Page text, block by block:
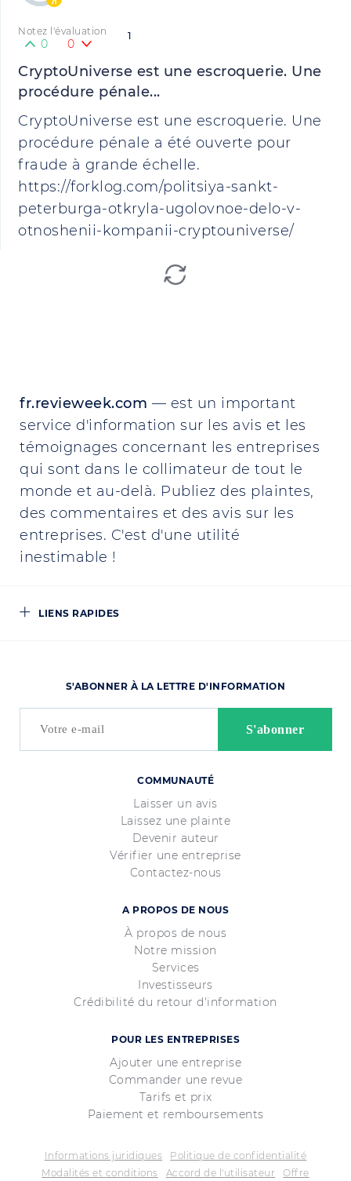
1
Notez l'évaluation
0 0
CryptoUniverse est une escroquerie. Une
procédure pénale...
CryptoUniverse est une escroquerie. Une
procédure pénale a été ouverte pour
fraude à grande échelle.
https://forklog.com/politsiya-sankt-
peterburga-otkryla-ugolovnoe-delo-v-
otnoshenii-kompanii-cryptouniverse/
fr.revieweek.com — est un important
service d'information sur les avis et les
témoignages concernant les entreprises
qui sont dans le collimateur de tout le
monde et au-delà. Publiez des plaintes,
des commentaires et des avis sur les
entreprises. C'est d'une utilité
inestimable !
LIENS RAPIDES
COMMUNAUTÉ
Laisser un avis
Laissez une plainte
Devenir auteur
Vérifier une entreprise
Contactez-nous
A PROPOS DE NOUS
À propos de nous
Notre mission
Services
Investisseurs
Crédibilité du retour d'information
POUR LES ENTREPRISES
Ajouter une entreprise
Commander une revue
Tarifs et prix
Paiement et remboursements
S'ABONNER À LA LETTRE D'INFORMATION
Informations juridiques
Politique de confidentialité
Modalités et conditions
Accord de l'utilisateur Offre